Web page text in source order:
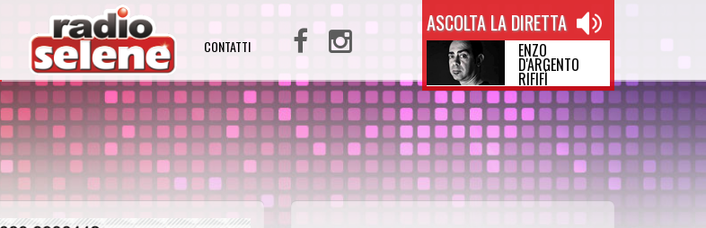
CONTATTI
ASCOLTA LA DIRETTA
ENZO
D'ARGENTO
RIFIFÌ